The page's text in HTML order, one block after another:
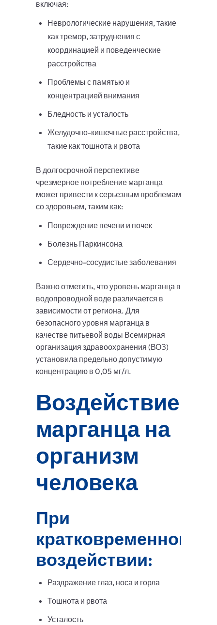
включая:
Неврологические нарушения, такие
как тремор, затруднения с
координацией и поведенческие
расстройства
Проблемы с памятью и
концентрацией внимания
Бледность и усталость
Желудочно-кишечные расстройства,
такие как тошнота и рвота
В долгосрочной перспективе
чрезмерное потребление марганца
может привести к серьезным проблемам
со здоровьем, таким как:
Повреждение печени и почек
Болезнь Паркинсона
Сердечно-сосудистые заболевания
Важно отметить, что уровень марганца в
водопроводной воде различается в
зависимости от региона. Для
безопасного уровня марганца в
качестве питьевой воды Всемирная
организация здравоохранения (ВОЗ)
установила предельно допустимую
концентрацию в 0,05 мг/л.
Воздействие
марганца на
организм
человека
При
кратковременном
воздействии:
Раздражение глаз, носа и горла
Тошнота и рвота
Усталость